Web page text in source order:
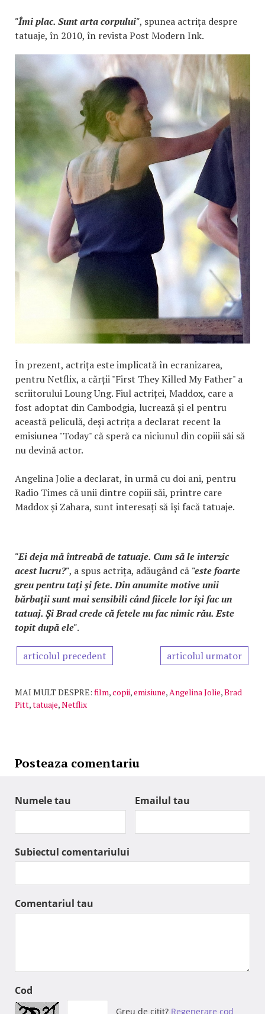
"Îmi plac. Sunt arta corpului", spunea actrița despre
tatuaje, în 2010, în revista Post Modern Ink.
În prezent, actrița este implicată în ecranizarea,
pentru Netflix, a cărții "First They Killed My Father" a
scriitorului Loung Ung. Fiul actriței, Maddox, care a
fost adoptat din Cambodgia, lucrează și el pentru
această peliculă, deși actrița a declarat recent la
emisiunea "Today" că speră ca niciunul din copiii săi să
nu devină actor.
Angelina Jolie a declarat, în urmă cu doi ani, pentru
Radio Times că unii dintre copiii săi, printre care
Maddox și Zahara, sunt interesați să își facă tatuaje.
"Ei deja mă întreabă de tatuaje. Cum să le interzic
acest lucru?", a spus actrița, adăugând că "este foarte
greu pentru tați și fete. Din anumite motive unii
bărbații sunt mai sensibili când fiicele lor își fac un
tatuaj. Și Brad crede că fetele nu fac nimic rău. Este
topit după ele".
articolul precedent articolul urmator
MAI MULT DESPRE: film,copii,emisiune,Angelina Jolie,Brad
Pitt,tatuaje,Netflix
Posteaza comentariu
Numele tau Emailul tau
Subiectul comentariului
Comentariul tau
Cod
Greu de citit? Regenerare cod